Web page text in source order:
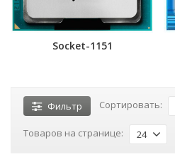
Socket-1151
Фильтр Сортировать:
Товаров на странице: 24